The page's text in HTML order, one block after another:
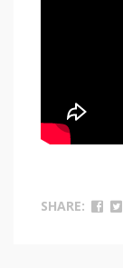
SHARE: